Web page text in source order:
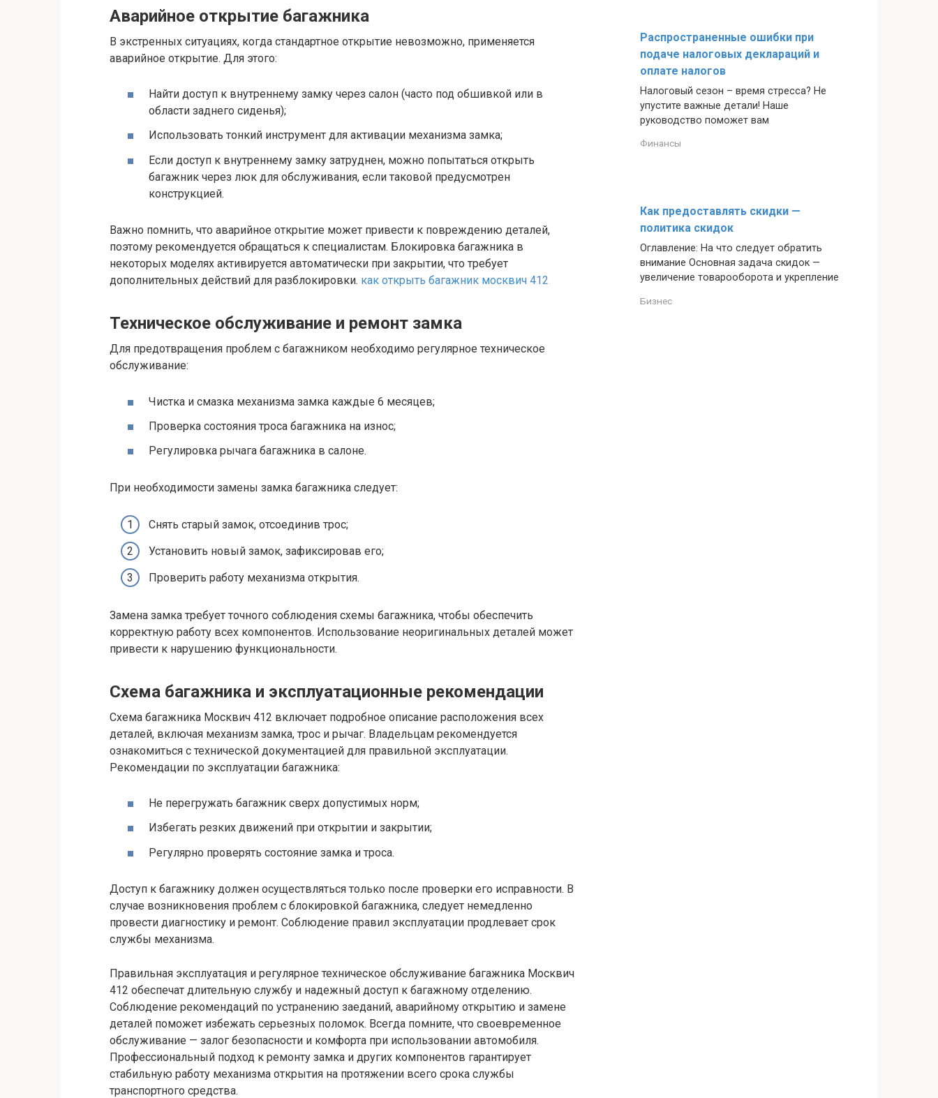
Аварийное открытие багажника
В экстренных ситуациях, когда стандартное открытие невозможно, применяется
аварийное открытие. Для этого:
Найти доступ к внутреннему замку через салон (часто под обшивкой или в
области заднего сиденья);
Использовать тонкий инструмент для активации механизма замка;
Если доступ к внутреннему замку затруднен, можно попытаться открыть
багажник через люк для обслуживания, если таковой предусмотрен
конструкцией.
Важно помнить, что аварийное открытие может привести к повреждению деталей,
поэтому рекомендуется обращаться к специалистам. Блокировка багажника в
некоторых моделях активируется автоматически при закрытии, что требует
дополнительных действий для разблокировки. как открыть багажник москвич 412
Техническое обслуживание и ремонт замка
Для предотвращения проблем с багажником необходимо регулярное техническое
обслуживание:
Чистка и смазка механизма замка каждые 6 месяцев;
Проверка состояния троса багажника на износ;
Регулировка рычага багажника в салоне.
При необходимости замены замка багажника следует:
Снять старый замок, отсоединив трос;
Установить новый замок, зафиксировав его;
Проверить работу механизма открытия.
Замена замка требует точного соблюдения схемы багажника, чтобы обеспечить
корректную работу всех компонентов. Использование неоригинальных деталей может
привести к нарушению функциональности.
Схема багажника и эксплуатационные рекомендации
Схема багажника Москвич 412 включает подробное описание расположения всех
деталей, включая механизм замка, трос и рычаг. Владельцам рекомендуется
ознакомиться с технической документацией для правильной эксплуатации.
Рекомендации по эксплуатации багажника:
Не перегружать багажник сверх допустимых норм;
Избегать резких движений при открытии и закрытии;
Регулярно проверять состояние замка и троса.
Доступ к багажнику должен осуществляться только после проверки его исправности. В
случае возникновения проблем с блокировкой багажника, следует немедленно
провести диагностику и ремонт. Соблюдение правил эксплуатации продлевает срок
службы механизма.
Правильная эксплуатация и регулярное техническое обслуживание багажника Москвич
412 обеспечат длительную службу и надежный доступ к багажному отделению.
Соблюдение рекомендаций по устранению заеданий, аварийному открытию и замене
деталей поможет избежать серьезных поломок. Всегда помните, что своевременное
обслуживание — залог безопасности и комфорта при использовании автомобиля.
Профессиональный подход к ремонту замка и других компонентов гарантирует
стабильную работу механизма открытия на протяжении всего срока службы
транспортного средства.
Распространенные ошибки при
подаче налоговых деклараций и
оплате налогов
Налоговый сезон – время стресса? Не
упустите важные детали! Наше
руководство поможет вам
Финансы
Как предоставлять скидки —
политика скидок
Оглавление: На что следует обратить
внимание Основная задача скидок —
увеличение товарооборота и укрепление
Бизнес